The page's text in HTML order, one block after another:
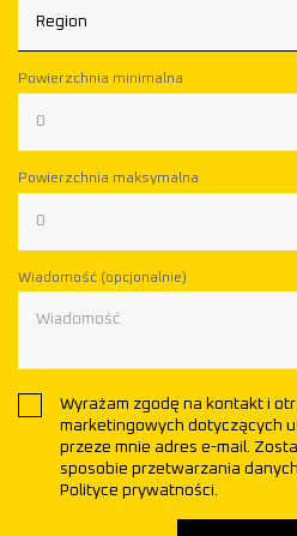
Region
Powierzchnia minimalna
Powierzchnia maksymalna
Wiadomość (opcjonalnie)
Wyrażam zgodę na kontakt i
marketingowych dotyczących
przeze mnie adres e-mail.
sposobie przetwarzania
Polityce prywatności.